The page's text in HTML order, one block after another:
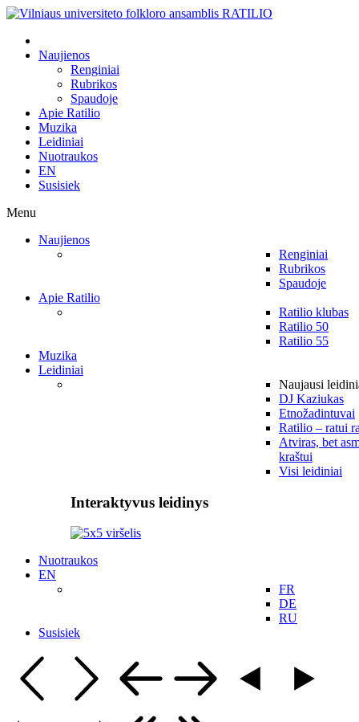
Naujienos
Renginiai
Rubrikos
Spaudoje
Apie Ratilio
Muzika
Leidiniai
Nuotraukos
EN
Susisiek
Menu
Naujienos
Renginiai
Rubrikos
Spaudoje
Apie Ratilio
Ratilio klubas
Ratilio 50
Ratilio 55
Muzika
Leidiniai
Naujausi
DJ Kaziukas
Etnožadintuvai
Ratilio – ratui
Atviras, bet
kraštui
Visi leidiniai
Interaktyvus leidinys
Nuotraukos
EN
FR
DE
RU
Susisiek